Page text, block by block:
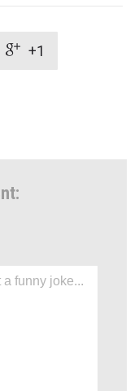
 +1